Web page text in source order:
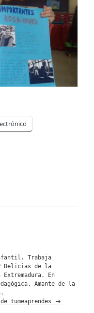
Trabaja
Delicias de la
En
Amante de la
tumeaprendes